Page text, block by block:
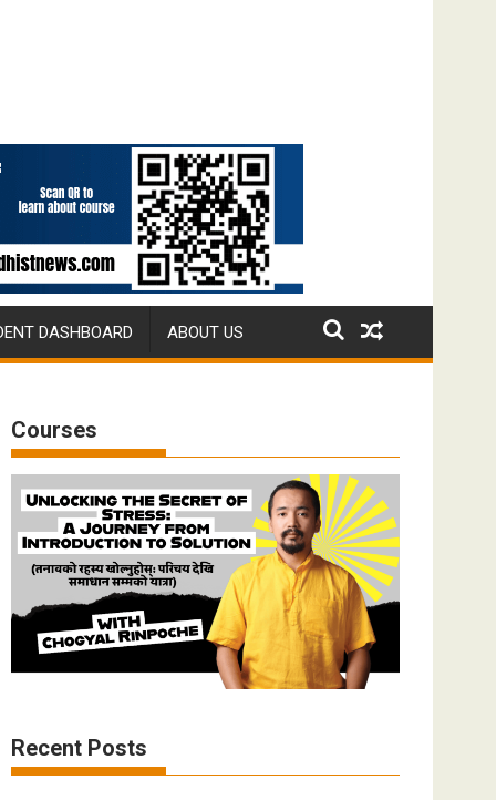
DASHBOARD ABOUT US
Courses
Recent Posts